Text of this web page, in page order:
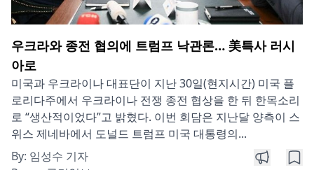
우크라와 종전 협의에 트럼프 낙관론… 美특사 러시
아로
미국과 우크라이나 대표단이 지난 30일(현지시간) 미국 플
로리다주에서 우크라이나 전쟁 종전 협상을 한 뒤 한목소리
로 “생산적이었다”고 밝혔다. 이번 회담은 지난달 양측이 스
위스 제네바에서 도널드 트럼프 미국 대통령의...
By: 임성수 기자